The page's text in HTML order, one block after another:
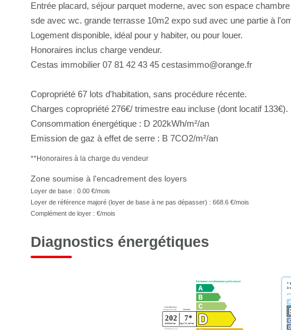
Entrée placard, séjour parquet moderne, avec son espace
sde avec wc. grande terrasse 10m2 expo sud avec une partie à
Logement disponible, idéal pour y habiter, ou pour louer.
Honoraires inclus charge vendeur.
Cestas immobilier 07 81 42 43 45 cestasimmo@orange.fr
Copropriété 67 lots d'habitation, sans procédure récente.
Charges copropriété 276€/ trimestre eau incluse (dont locatif 133€).
Consommation énergétique : D 202kWh/m²/an
Emission de gaz à effet de serre : B 7CO2/m²/an
**Honoraires à la charge du vendeur
Zone soumise à l'encadrement des loyers
Loyer de base : 0.00 €/mois
Loyer de référence majoré (loyer de base à ne pas dépasser) : 668.6 €/mois
Complément de loyer : €/mois
Diagnostics énergétiques